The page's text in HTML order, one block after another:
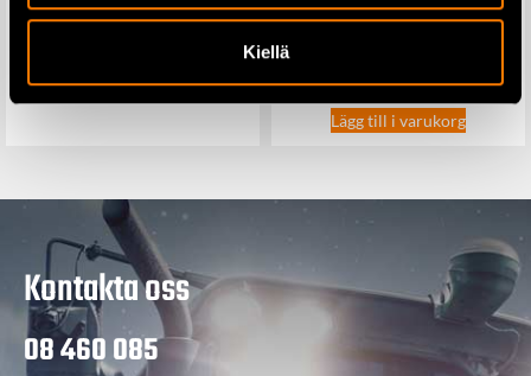
Kiellä
Lägg till i varukorg
Cyklonutrustning för
Lägg till i varukorg
Kontakta oss
08 460 085